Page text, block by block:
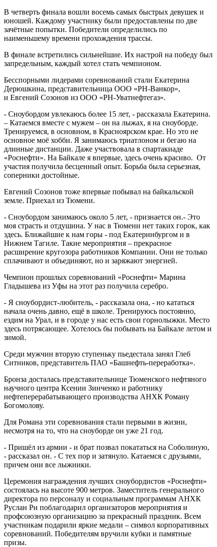
В четверть финала вошли восемь самых быстрых девушек и
юношей. Каждому участнику были предоставлены по две
зачётные попытки. Победители определились по
наименьшему времени прохождения трассы.
В финале встретились сильнейшие. Их настрой на победу был
запредельным, каждый хотел стать чемпионом.
Бесспорными лидерами соревнований стали Екатерина
Дерюшкина, представительница ООО «РН-Ванкор»,
и Евгений Созонов из ООО «РН-Уватнефтегаз».
- Сноубордом увлекаюсь более 15 лет, - рассказала Екатерина.
– Катаемся вместе с мужем – он на лыжах, я на сноуборде.
Тренируемся, в основном, в Красноярском крае. Но это не
основное моё хобби. Я занимаюсь триатлоном и бегаю на
длинные дистанции. Даже участвовала в спартакиаде
«Роснефти». На Байкале я впервые, здесь очень красиво. От
участия получила бесценный опыт. Борьба была серьезная,
соперники достойные.
Евгений Созонов тоже впервые побывал на байкальской
земле. Приехал из Тюмени.
- Сноубордом занимаюсь около 5 лет, - признается он.- Это
моя страсть и отдушина. У нас в Тюмени нет таких горок, как
здесь. Ближайшие к нам горы - под Екатеринбургом и в
Нижнем Тагиле. Такие мероприятия – прекрасное
расширение кругозора работников Компании. Они не только
сплачивают и объединяют, но и заряжают энергией.
Чемпион прошлых соревнований «Роснефти» Марина
Гладышева из Уфы на этот раз получила серебро.
- Я сноубордист-любитель, - рассказала она, - но кататься
начала очень давно, ещё в школе. Тренируюсь постоянно,
ездим на Урал, и в городе у нас есть свои горнолыжки. Место
здесь потрясающее. Хотелось бы побывать на Байкале летом и
зимой.
Среди мужчин вторую ступеньку пьедестала занял Глеб
Ситников, представитель ПАО «Башнефть-переработка».
Бронза досталась представительнице Тюменского нефтяного
научного центра Ксении Зинченко и работнику
нефтеперерабатывающего производства АНХК Роману
Богомолову.
Для Романа эти соревнования стали первыми в жизни,
несмотря на то, что на сноуборде он уже 21 год.
- Пришёл из армии - и брат позвал покататься на Соболиную,
- рассказал он. - С тех пор и затянуло. Катаемся с друзьями,
причем они все лыжники.
Церемония награждения лучших сноубордистов «Роснефти»
состоялась на высоте 900 метров. Заместитель генерального
директора по персоналу и социальным программам АНХК
Руслан Ри поблагодарил организаторов мероприятия и
профсоюзную организацию за прекрасный праздник. Всем
участникам подарили яркие медали – символ корпоративных
соревнований. Победителям вручили кубки и памятные
призы.